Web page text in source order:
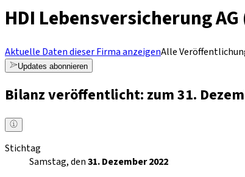
HDI Lebensversicherung
Aktuelle Daten dieser Firma anzeigenAlle
Updates abonnieren
Bilanz veröffentlicht: zum 31.
Stichtag
Samstag, den31. Dezember 2022